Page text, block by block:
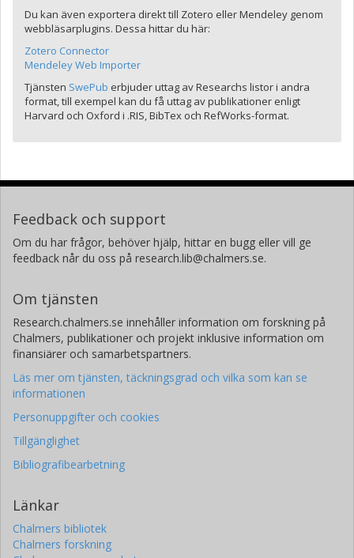
Du kan även exportera direkt till Zotero eller Mendeley genom
webbläsarplugins. Dessa hittar du här:
Zotero Connector
Mendeley Web Importer
Tjänsten SwePub erbjuder uttag av Researchs listor i andra
format, till exempel kan du få uttag av publikationer enligt
Harvard och Oxford i .RIS, BibTex och RefWorks-format.
Feedback och support
Om du har frågor, behöver hjälp, hittar en bugg eller vill ge
feedback når du oss på research.lib@chalmers.se.
Om tjänsten
Research.chalmers.se innehåller information om forskning på
Chalmers, publikationer och projekt inklusive information om
finansiärer och samarbetspartners.
Läs mer om tjänsten, täckningsgrad och vilka som kan se
informationen
Personuppgifter och cookies
Tillgänglighet
Bibliografibearbetning
Länkar
Chalmers bibliotek
Chalmers forskning